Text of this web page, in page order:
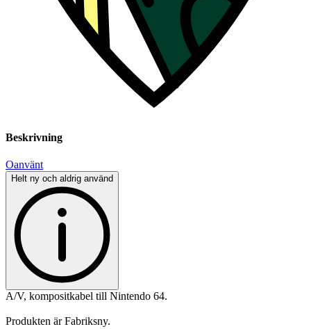
Beskrivning
Oanvänt
Helt ny och aldrig använd
A/V, kompositkabel till Nintendo 64.
Produkten är Fabriksny.